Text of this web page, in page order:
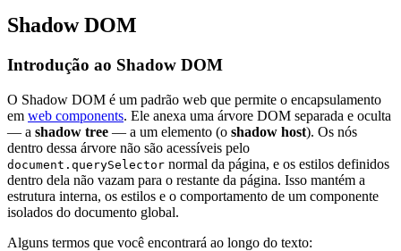
Shadow DOM
Introdução ao Shadow DOM
O Shadow DOM é um padrão web que permite o encapsulamento
em web components. Ele anexa uma árvore DOM separada e oculta
— a shadow tree — a um elemento (o shadow host). Os nós
dentro dessa árvore não são acessíveis pelo
document.querySelector normal da página, e os estilos definidos
dentro dela não vazam para o restante da página. Isso mantém a
estrutura interna, os estilos e o comportamento de um componente
isolados do documento global.
Alguns termos que você encontrará ao longo do texto: